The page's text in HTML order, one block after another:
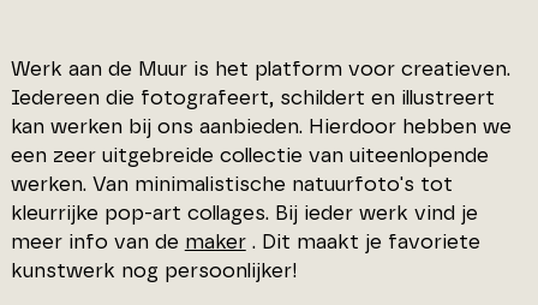
Werk aan de Muur is het platform voor creatieven.
Iedereen die fotografeert, schildert en illustreert
kan werken bij ons aanbieden. Hierdoor hebben we
een zeer uitgebreide collectie van uiteenlopende
werken. Van minimalistische natuurfoto's tot
kleurrijke pop-art collages. Bij ieder werk vind je
meer info van de maker. Dit maakt je favoriete
kunstwerk nog persoonlijker!